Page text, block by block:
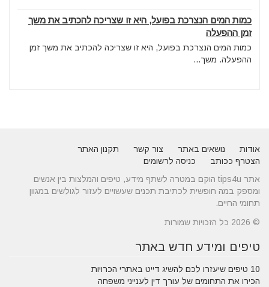
כמות המים הנצרכת בפועל, היא זו שצריכה להכתיב את משך
זמן ההפעלה
כמות המים הנצרכת בפועל, היא זו שצריכה להכתיב את משך זמן
ההפעלה. משך...
אודות נושאים באתר צור קשר
תקנון האתר
הצטרף ככותב
כניסה לרשומים
אתר tips4u הוקם במטרה לשתף מידע, טיפים והמלצות בין אנשים
ומספק במה חופשית לכתיבת תכנים שעשויים לעזור לגולשים במגוון
תחומי החיים.
© 2026 כל הזכויות שמורות
טיפים ומידע חדש באתר
10 טיפים שיעזרו לכם להשיג דייט באתרי הכרויות
הכירו את התחומים של עורך דין לענייני משפחה